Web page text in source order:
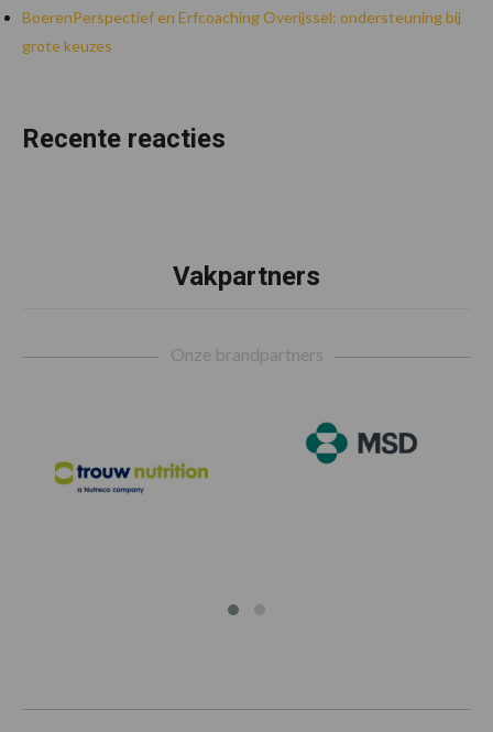
BoerenPerspectief en Erfcoaching Overijssel: ondersteuning bij
grote keuzes
Recente reacties
Vakpartners
Onze brandpartners